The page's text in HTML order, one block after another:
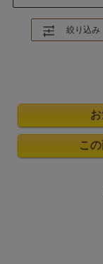
絞り込み